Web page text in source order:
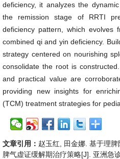
deficiency, it analyzes the
the remission stage of RRTI
deficiency pattern, which evolves
combined qi and yin deficiency.
strategy centered on nourishing
consolidate the root is
and practical value are
providing new insights for
(TCM) treatment strategies for
文章引用： 赵玉红, 田金娜. 基于理
脾气虚证缓解期治疗策略[J]. 亚洲急